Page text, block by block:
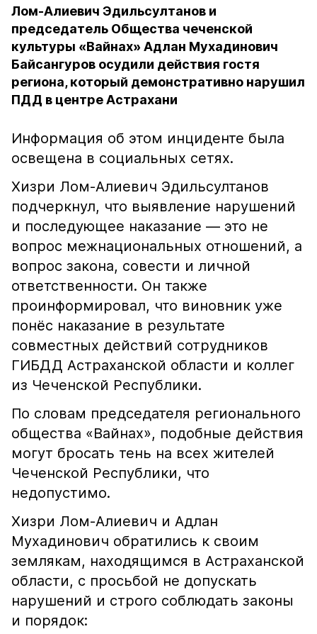
Лом-Алиевич Эдильсултанов и
председатель Общества чеченской
культуры «Вайнах» Адлан Мухадинович
Байсангуров осудили действия гостя
региона, который демонстративно нарушил
ПДД в центре Астрахани
Информация об этом инциденте была
освещена в социальных сетях.
Хизри Лом-Алиевич Эдильсултанов
подчеркнул, что выявление нарушений
и последующее наказание — это не
вопрос межнациональных отношений, а
вопрос закона, совести и личной
ответственности. Он также
проинформировал, что виновник уже
понёс наказание в результате
совместных действий сотрудников
ГИБДД Астраханской области и коллег
из Чеченской Республики.
По словам председателя регионального
общества «Вайнах», подобные действия
могут бросать тень на всех жителей
Чеченской Республики, что
недопустимо.
Хизри Лом-Алиевич и Адлан
Мухадинович обратились к своим
землякам, находящимся в Астраханской
области, с просьбой не допускать
нарушений и строго соблюдать законы
и порядок: